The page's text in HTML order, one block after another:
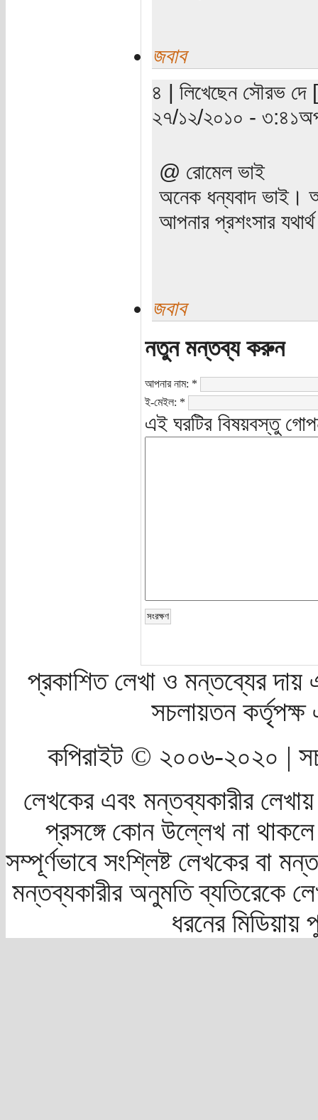
জবাব
৪ | লিখেছেন সৌরভ দে
২৭/১২/২০১০ -
@ রোমেল ভাই
অনেক ধন্যবাদ ভাই।
আপনার প্রশংসার
জবাব
নতুন মন্তব্য করুন
আপনার নাম: *
ই-মেইল: *
এই ঘরটির বিষয়বস্তু
প্রকাশিত লেখা ও মন্তব্যের দায়
সচলায়তন
কপিরাইট © ২০০৬-২০২০ |
লেখকের এবং মন্তব্যকারীর
প্রসঙ্গে কোন উল্লেখ না
সম্পূর্ণভাবে সংশ্লিষ্ট লেখকের বা
মন্তব্যকারীর অনুমতি ব্যতিরেকে
ধরনের মিডিয়ায়